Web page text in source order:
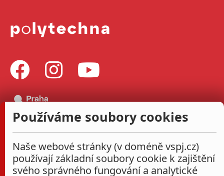
Používáme soubory cookies
Naše webové stránky (v doméně vspj.cz)
používají základní soubory cookie k zajištění
svého správného fungování a analytické